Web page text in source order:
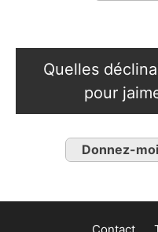
Quelles
pour
Donnez-